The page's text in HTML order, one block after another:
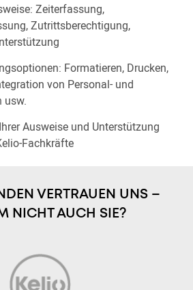
Zeiterfassung,
Zutrittsberechtigung,
Formatieren, Drucken,
von Personal- und
usw.
Ausweise und Unterstützung
Fachkräfte
VERTRAUEN UNS –
NICHT AUCH SIE?